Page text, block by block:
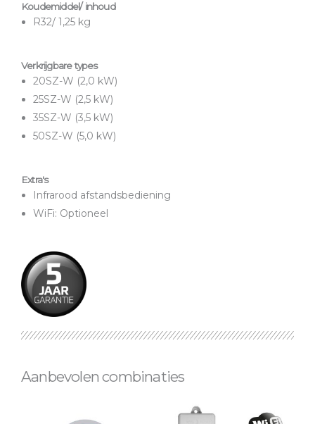
Koudemiddel/ inhoud
R32/ 1,25 kg
Verkrijgbare types
20SZ-W (2,0 kW)
25SZ-W (2,5 kW)
35SZ-W (3,5 kW)
50SZ-W (5,0 kW)
Extra's
Infrarood afstandsbediening
WiFi: Optioneel
Aanbevolen combinaties